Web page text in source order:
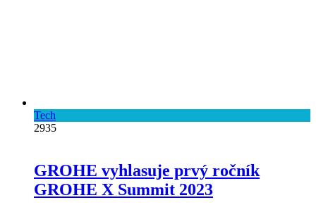
Tech
2935
GROHE vyhlasuje prvý ročník
GROHE X Summit 2023